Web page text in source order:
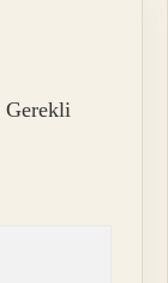
Gerekli